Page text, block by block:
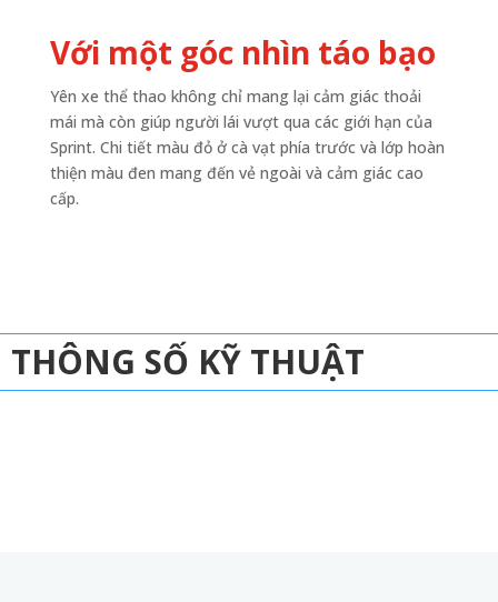
Với một góc nhìn táo bạo
Yên xe thể thao không chỉ mang lại cảm giác thoải
mái mà còn giúp người lái vượt qua các giới hạn của
Sprint. Chi tiết màu đỏ ở cà vạt phía trước và lớp hoàn
thiện màu đen mang đến vẻ ngoài và cảm giác cao
cấp.
THÔNG SỐ KỸ THUẬT